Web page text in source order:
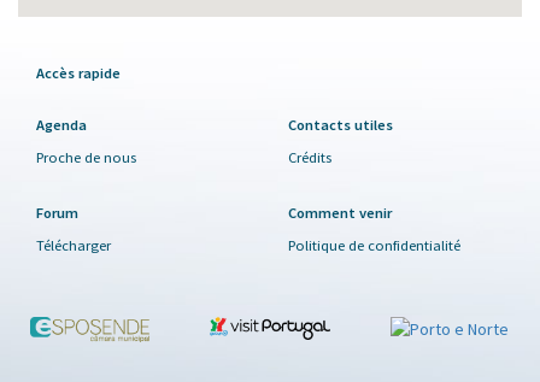
Accès rapide
Agenda
Proche de nous
Contacts utiles
Crédits
Forum
Télécharger
Comment venir
Politique de confidentialité